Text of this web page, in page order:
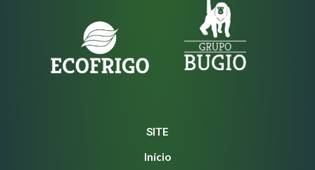
SITE
Início